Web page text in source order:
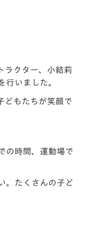
ラクター、小結莉
行いました。
どもたちが笑顔で
の時間、運動場で
。たくさんの子ど